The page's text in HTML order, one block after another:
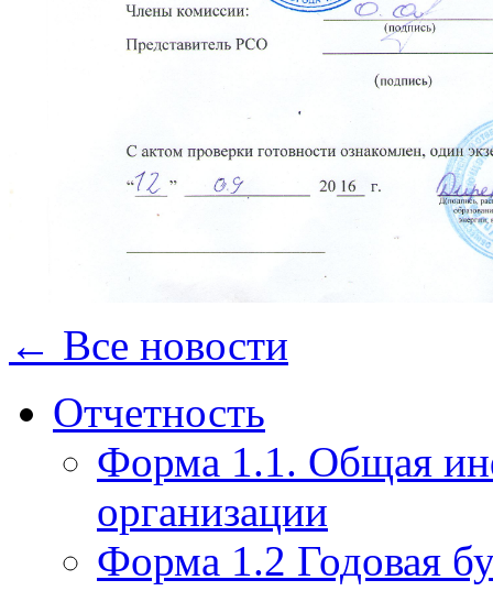
← Все новости
Отчетность
Форма 1.1. Общая
организации
Форма 1.2 Годовая